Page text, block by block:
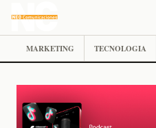
MARKETING TECNOLOGIA